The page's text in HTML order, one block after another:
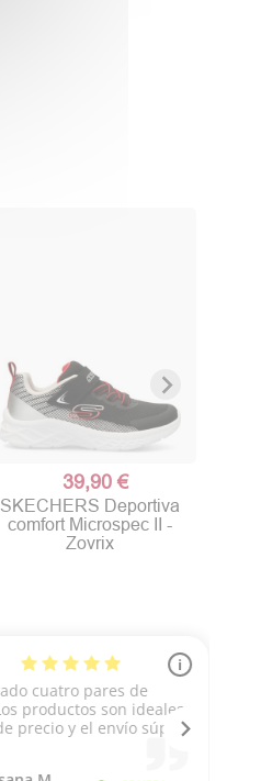
39,90 €
SKECHERS Deportiva
comfort Microspec II -
Zovrix